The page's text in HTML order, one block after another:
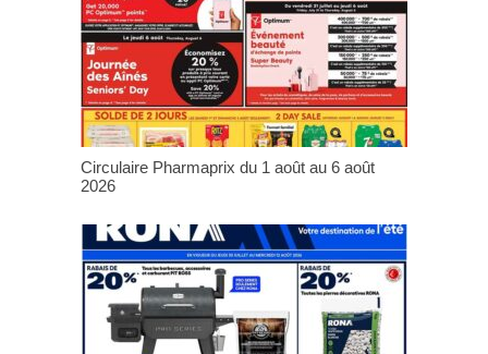
Circulaire Pharmaprix du 1 août au 6 août
2026